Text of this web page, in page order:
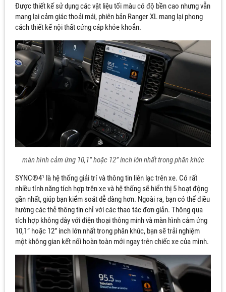
Được thiết kế sử dụng các vật liệu tối màu có độ bền cao nhưng vẫn
mang lại cảm giác thoải mái, phiên bản Ranger XL mang lại phong
cách thiết kế nội thất cứng cáp khỏe khoắn.
màn hình cảm ứng 10,1” hoặc 12” inch lớn nhất trong phân khúc
SYNC®4¹ là hệ thống giải trí và thông tin liên lạc trên xe. Có rất
nhiều tính năng tích hợp trên xe và hệ thống sẽ hiển thị 5 hoạt động
gần nhất, giúp bạn kiểm soát dễ dàng hơn. Ngoài ra, bạn có thể điều
hướng các thẻ thông tin chỉ với các thao tác đơn giản. Thông qua
tích hợp không dây với điện thoại thông minh và màn hình cảm ứng
10,1” hoặc 12” inch lớn nhất trong phân khúc, bạn sẽ trải nghiệm
một không gian kết nối hoàn toàn mới ngay trên chiếc xe của mình.